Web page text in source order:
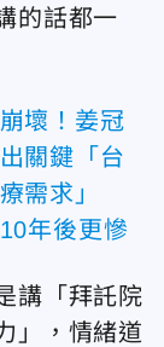
的話都一
壞！姜冠
關鍵「台
需求」
年後更慘
講「拜託院
」，情緒道